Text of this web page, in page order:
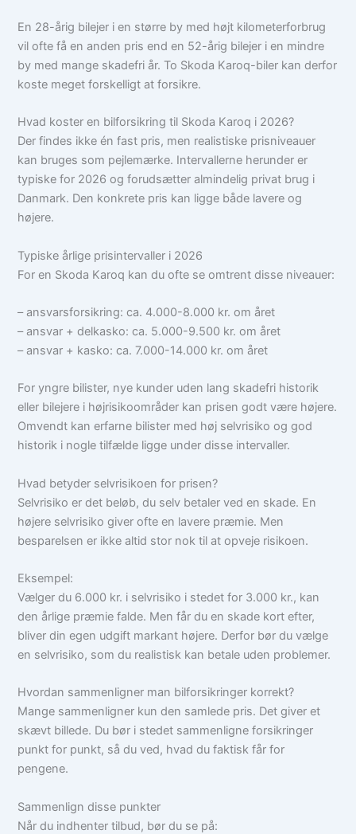
En 28-årig bilejer i en større by med højt kilometerforbrug
vil ofte få en anden pris end en 52-årig bilejer i en mindre
by med mange skadefri år. To Skoda Karoq-biler kan derfor
koste meget forskelligt at forsikre.
Hvad koster en bilforsikring til Skoda Karoq i 2026?
Der findes ikke én fast pris, men realistiske prisniveauer
kan bruges som pejlemærke. Intervallerne herunder er
typiske for 2026 og forudsætter almindelig privat brug i
Danmark. Den konkrete pris kan ligge både lavere og
højere.
Typiske årlige prisintervaller i 2026
For en Skoda Karoq kan du ofte se omtrent disse niveauer:
– ansvarsforsikring: ca. 4.000-8.000 kr. om året
– ansvar + delkasko: ca. 5.000-9.500 kr. om året
– ansvar + kasko: ca. 7.000-14.000 kr. om året
For yngre bilister, nye kunder uden lang skadefri historik
eller bilejere i højrisikoområder kan prisen godt være højere.
Omvendt kan erfarne bilister med høj selvrisiko og god
historik i nogle tilfælde ligge under disse intervaller.
Hvad betyder selvrisikoen for prisen?
Selvrisiko er det beløb, du selv betaler ved en skade. En
højere selvrisiko giver ofte en lavere præmie. Men
besparelsen er ikke altid stor nok til at opveje risikoen.
Eksempel:
Vælger du 6.000 kr. i selvrisiko i stedet for 3.000 kr., kan
den årlige præmie falde. Men får du en skade kort efter,
bliver din egen udgift markant højere. Derfor bør du vælge
en selvrisiko, som du realistisk kan betale uden problemer.
Hvordan sammenligner man bilforsikringer korrekt?
Mange sammenligner kun den samlede pris. Det giver et
skævt billede. Du bør i stedet sammenligne forsikringer
punkt for punkt, så du ved, hvad du faktisk får for
pengene.
Sammenlign disse punkter
Når du indhenter tilbud, bør du se på: